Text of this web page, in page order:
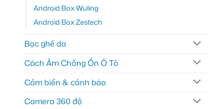
Android Box Wuling
Android Box Zestech
Bọc ghế da
Cách Âm Chống Ồn Ô Tô
Cảm biến & cảnh báo
Camera 360 độ